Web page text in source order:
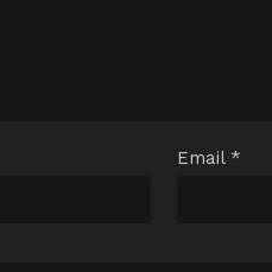
Email *